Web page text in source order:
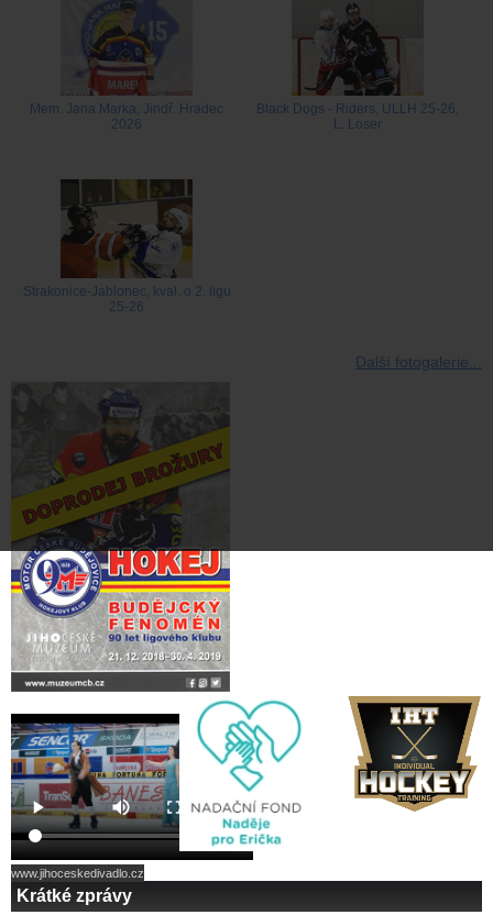
Mem. Jana Marka, Jindř. Hradec
2026
Black Dogs - Riders, ULLH 25-26,
L. Loser
Strakonice-Jablonec, kval. o 2. ligu
25-26
Další fotogalerie...
www.jihoceskedivadlo.cz
Krátké zprávy